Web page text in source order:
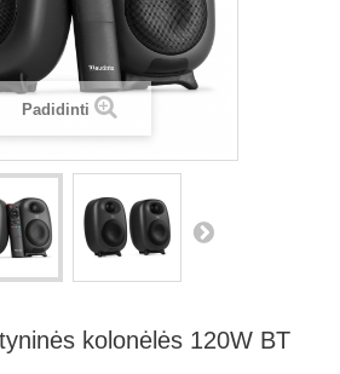
Padidinti
kolonėlės 120W BT